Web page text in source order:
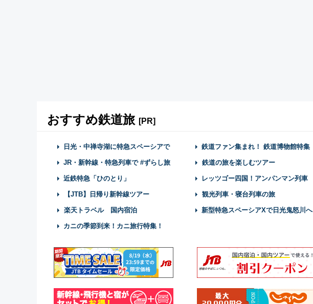
おすすめ鉄道旅 [PR]
日光・中禅寺湖に特急スペーシアで 鉄道ファン集まれ！ 鉄道博物館特集
JR・新幹線・特急列車で #ずらし旅 鉄道の旅を楽しむツアー
近鉄特急「ひのとり」 レッツゴー四国！アンパンマン列車
【JTB】日帰り新幹線ツアー 観光列車・寝台列車の旅
楽天トラベル 国内宿泊 新型特急スペーシアXで日光鬼怒川へ
カニの季節到来！カニ旅行特集！